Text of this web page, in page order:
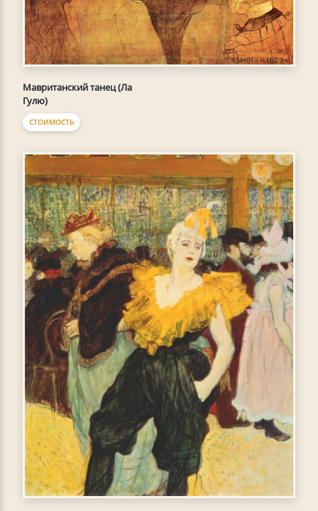
Мавританский танец (Ла
Гулю)
СТОИМОСТЬ